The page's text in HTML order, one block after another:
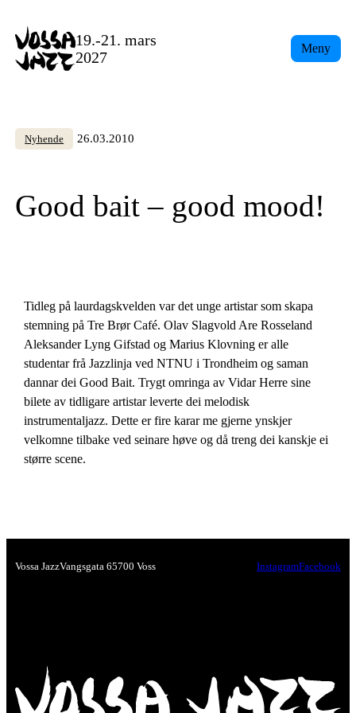
content
19.-21. mars
2027
Meny
Nyhende 26.03.2010
Good bait – good mood!
Tidleg på laurdagskvelden var det unge artistar som skapa
stemning på Tre Brør Café. Olav Slagvold Are Rosseland
Aleksander Lyng Gifstad og Marius Klovning er alle
studentar frå Jazzlinja ved NTNU i Trondheim og saman
dannar dei Good Bait. Trygt omringa av Vidar Herre sine
bilete av tidligare artistar leverte dei melodisk
instrumentaljazz. Dette er fire karar me gjerne ynskjer
velkomne tilbake ved seinare høve og då treng dei kanskje ei
større scene.
Vossa JazzVangsgata 65700 Voss InstagramFacebook